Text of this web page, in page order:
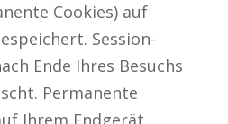
Cookies) auf
Session-
Ende Ihres Besuchs
Permanente
Ihrem Endgerät